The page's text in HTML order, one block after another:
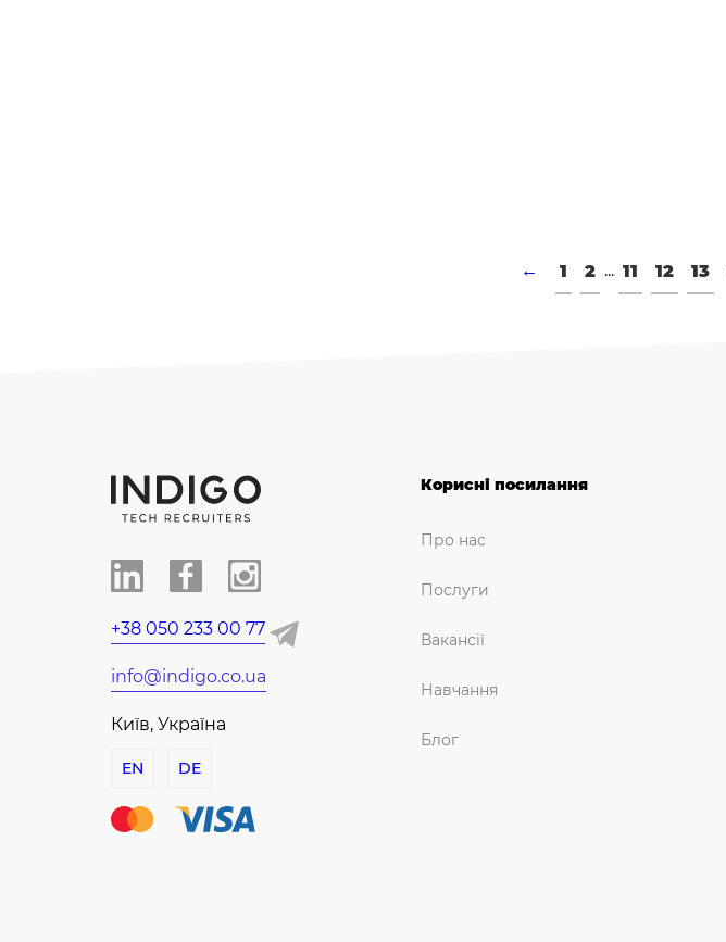
← 1 2 ... 11 12 13
+38 050 233 00 77
info@indigo.co.ua
Київ, Україна
EN DE
Корисні посилання
Про нас
Послуги
Вакансії
Навчання
Блог